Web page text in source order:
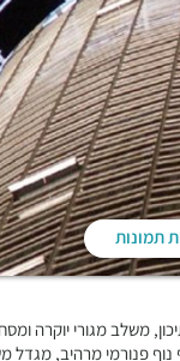
תמונות
נשקף נוף פנורמי מרהיב,